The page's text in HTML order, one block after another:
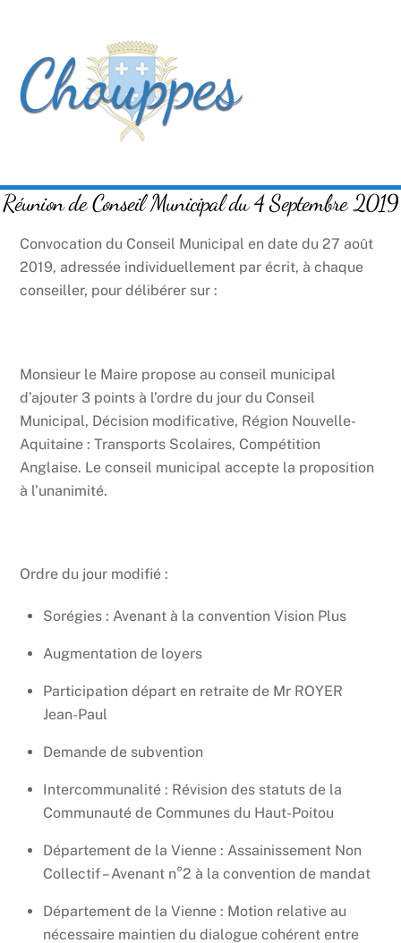
content
Réunion de Conseil Municipal du 4 Septembre 2019
Convocation du Conseil Municipal en date du 27 août
2019, adressée individuellement par écrit, à chaque
conseiller, pour délibérer sur :
Monsieur le Maire propose au conseil municipal
d’ajouter 3 points à l’ordre du jour du Conseil
Municipal, Décision modificative, Région Nouvelle-
Aquitaine : Transports Scolaires, Compétition
Anglaise. Le conseil municipal accepte la proposition
à l’unanimité.
Ordre du jour modifié :
Sorégies : Avenant à la convention Vision Plus
Augmentation de loyers
Participation départ en retraite de Mr ROYER
Jean-Paul
Demande de subvention
Intercommunalité : Révision des statuts de la
Communauté de Communes du Haut-Poitou
Département de la Vienne : Assainissement Non
Collectif – Avenant n°2 à la convention de mandat
Département de la Vienne : Motion relative au
nécessaire maintien du dialogue cohérent entre